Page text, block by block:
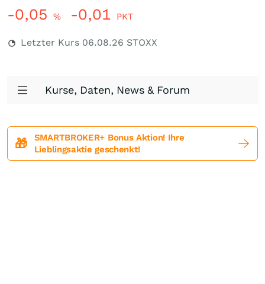
-0,05 % -0,01 PKT
Letzter Kurs 06.08.26 STOXX
Kurse, Daten, News & Forum
🎁
SMARTBROKER+ Bonus Aktion! Ihre
Lieblingsaktie geschenkt!